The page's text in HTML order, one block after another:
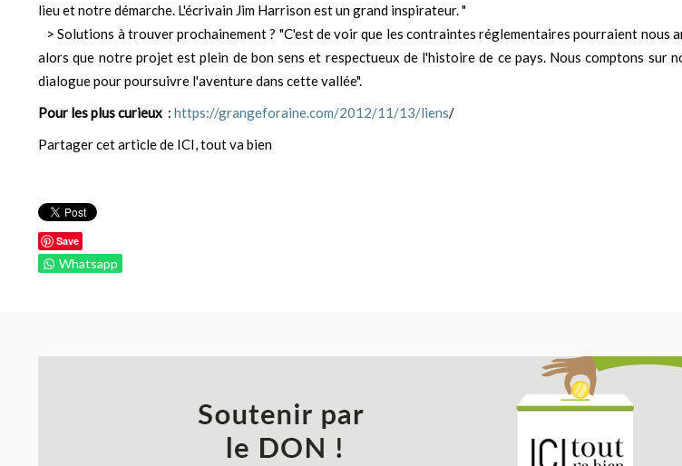
lieu et notre démarche. L'écrivain Jim Harrison est un grand inspirateur. "
> Solutions à trouver prochainement ? "C'est de voir que les contraintes réglementaires pourraient nous
alors que notre projet est plein de bon sens et respectueux de l'histoire de ce pays. Nous comptons sur
dialogue pour poursuivre l'aventure dans cette vallée".
Pour les plus curieux : https://grangeforaine.com/2012/11/13/liens/
Partager cet article de ICI, tout va bien
Save
Whatsapp